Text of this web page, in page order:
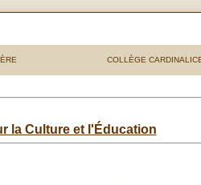
COLLÈGE
la Culture et l'Éducation